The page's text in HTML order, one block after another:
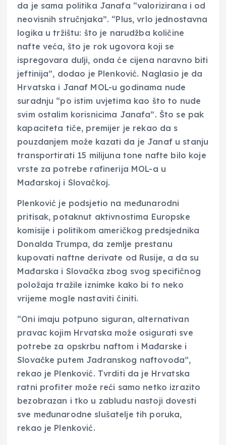
da je sama politika Janafa “valorizirana i od
neovisnih stručnjaka”. “Plus, vrlo jednostavna
logika u tržištu: što je narudžba količine
nafte veća, što je rok ugovora koji se
ispregovara dulji, onda će cijena naravno biti
jeftinija”, dodao je Plenković. Naglasio je da
Hrvatska i Janaf MOL-u godinama nude
suradnju “po istim uvjetima kao što to nude
svim ostalim korisnicima Janafa”. Što se pak
kapaciteta tiče, premijer je rekao da s
pouzdanjem može kazati da je Janaf u stanju
transportirati 15 milijuna tone nafte bilo koje
vrste za potrebe rafinerija MOL-a u
Mađarskoj i Slovačkoj.
Plenković je podsjetio na međunarodni
pritisak, potaknut aktivnostima Europske
komisije i politikom američkog predsjednika
Donalda Trumpa, da zemlje prestanu
kupovati naftne derivate od Rusije, a da su
Mađarska i Slovačka zbog svog specifičnog
položaja tražile iznimke kako bi to neko
vrijeme mogle nastaviti činiti.
“Oni imaju potpuno siguran, alternativan
pravac kojim Hrvatska može osigurati sve
potrebe za opskrbu naftom i Mađarske i
Slovačke putem Jadranskog naftovoda”,
rekao je Plenković. Tvrditi da je Hrvatska
ratni profiter može reći samo netko izrazito
bezobrazan i tko u zabludu nastoji dovesti
sve međunarodne slušatelje tih poruka,
rekao je Plenković.